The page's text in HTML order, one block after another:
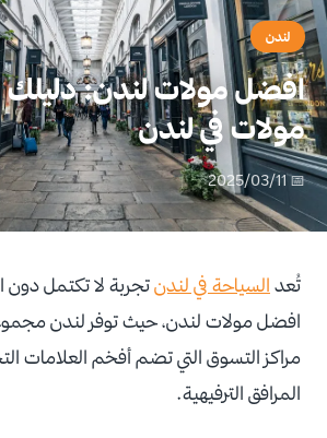
لندن
مولات في لندن
📅 2025/03/11
تُعد السياحة في لندنتجربة لا تكتمل دون
افضل مولات لندن، حيث توفر لندن
مراكز التسوق التي تضم أفخم العلامات
المرافق الترفيهية.